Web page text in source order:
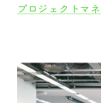
プロジェクトマ